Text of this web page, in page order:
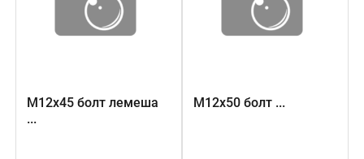
М12х45 болт лемеша
...
М12х50 болт ...